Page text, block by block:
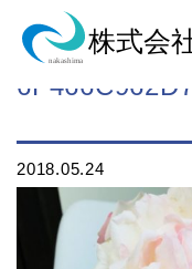
C342C202-
2018.05.24